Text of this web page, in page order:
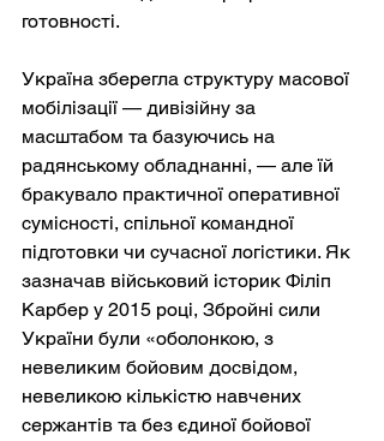
готовності.
Україна зберегла структуру масової
мобілізації — дивізійну за
масштабом та базуючись на
радянському обладнанні, — але їй
бракувало практичної оперативної
сумісності, спільної командної
підготовки чи сучасної логістики. Як
зазначав військовий історик Філіп
Карбер у 2015 році, Збройні сили
України були «оболонкою, з
невеликим бойовим досвідом,
невеликою кількістю навчених
сержантів та без єдиної бойової